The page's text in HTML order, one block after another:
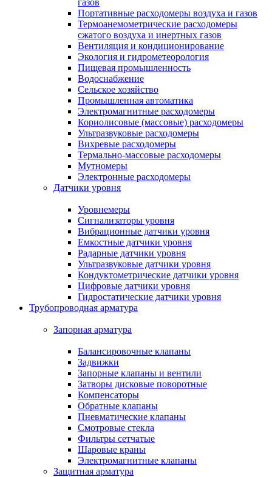
газов
Портативные расходомеры воздуха и газов
Термоанемометрические расходомеры
сжатого воздуха и инертных газов
Вентиляция и кондиционирование
Экология и гидрометеорология
Пищевая промышленность
Водоснабжение
Сельское хозяйство
Промышленная автоматика
Электромагнитные расходомеры
Кориолисовые (массовые) расходомеры
Ультразвуковые расходомеры
Вихревые расходомеры
Термально-массовые расходомеры
Мутномеры
Электронные расходомеры
Датчики уровня
Уровнемеры
Сигнализаторы уровня
Вибрационные датчики уровня
Емкостные датчики уровня
Радарные датчики уровня
Ультразвуковые датчики уровня
Кондуктометрические датчики уровня
Цифровые датчики уровня
Гидростатические датчики уровня
Трубопроводная арматура
Запорная арматура
Балансировочные клапаны
Задвижки
Запорные клапаны и вентили
Затворы дисковые поворотные
Компенсаторы
Обратные клапаны
Пневматические клапаны
Смотровые стекла
Фильтры сетчатые
Шаровые краны
Электромагнитные клапаны
Защитная арматура